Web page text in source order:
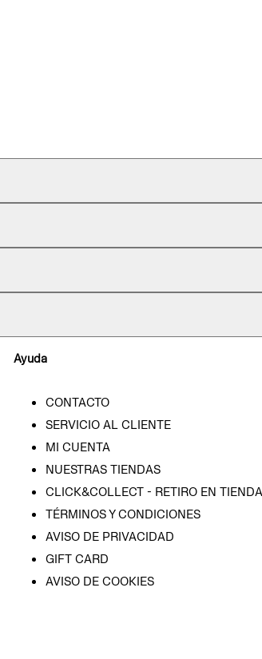
Ayuda
CONTACTO
SERVICIO AL CLIENTE
MI CUENTA
NUESTRAS TIENDAS
CLICK&COLLECT - RETIRO EN TIENDA
TÉRMINOS Y CONDICIONES
AVISO DE PRIVACIDAD
GIFT CARD
AVISO DE COOKIES